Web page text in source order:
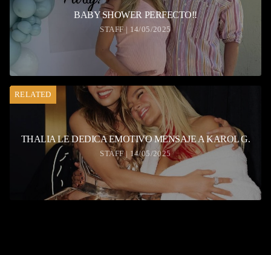
BABY SHOWER PERFECTO!!
STAFF | 14/05/2025
RELATED
THALIA LE DEDICA EMOTIVO MENSAJE A KAROL G.
STAFF | 14/05/2025